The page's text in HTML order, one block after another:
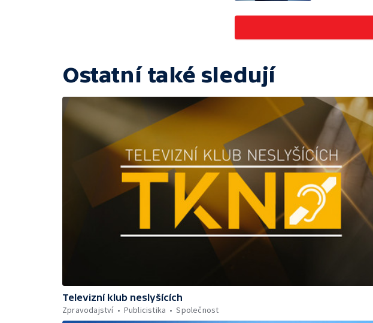
Ostatní také sledují
Televizní klub neslyšících
Zpravodajství
Publicistika Společnost